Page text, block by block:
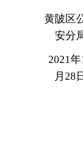
黄陂区
安分
2021年
月28